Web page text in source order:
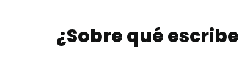
¿Sobre qué escribe